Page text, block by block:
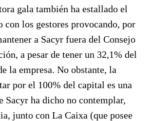
gala también ha estallado el
con los gestores provocando, por
a Sacyr fuera del Consejo
a pesar de tener un 32,1% del
la empresa. No obstante, la
por el 100% del capital es una
Sacyr ha dicho no contemplar,
junto con La Caixa (que posee